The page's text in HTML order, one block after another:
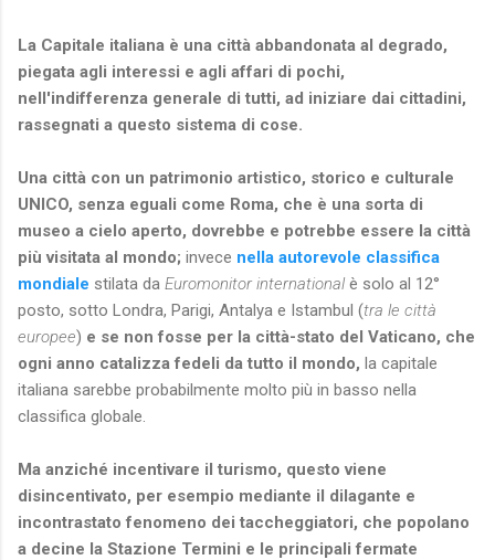
La Capitale italiana è una città abbandonata al degrado,
piegata agli interessi e agli affari di pochi,
nell'indifferenza generale di tutti, ad iniziare dai cittadini,
rassegnati a questo sistema di cose.
Una città con un patrimonio artistico, storico e culturale
UNICO, senza eguali come Roma, che è una sorta di
museo a cielo aperto, dovrebbe e potrebbe essere la città
più visitata al mondo; invece nella autorevole classifica
mondiale stilata da Euromonitor internationalè solo al 12°
posto, sotto Londra, Parigi, Antalya e Istambul (tra le città
europee) e se non fosse per la città-stato del Vaticano, che
ogni anno catalizza fedeli da tutto il mondo, la capitale
italiana sarebbe probabilmente molto più in basso nella
classifica globale.
Ma anziché incentivare il turismo, questo viene
disincentivato, per esempio mediante il dilagante e
incontrastato fenomeno dei taccheggiatori, che popolano
a decine la Stazione Termini e le principali fermate